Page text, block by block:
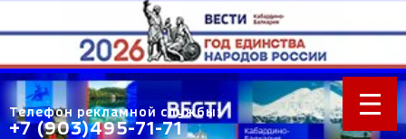
Телефон рекламной службы:
+7 (903)495-71-71